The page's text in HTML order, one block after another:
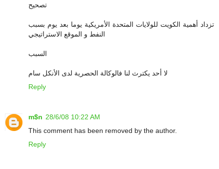
تصحيح
تزداد أهمية الكويت للولايات المتحدة الأمريكية يوما بعد يوم بسبب
النفط و الموقع الاستراتيجي
السبب
لا أحد يكترث لنا فالوكالة الحصرية لدى الأنكل سام
Reply
m$n 28/6/08 10:22 AM
This comment has been removed by the author.
Reply